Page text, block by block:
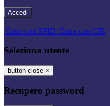
-
Entra con SPID Entra con CIE
Seleziona utente
button close ×
Recupero password